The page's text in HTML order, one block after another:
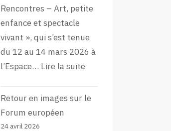
Rencontres – Art, petite
enfance et spectacle
vivant », qui s’est tenue
du 12 au 14 mars 2026 à
l’Espace… Lire la suite
de
Retour en images sur le
Forum européen
24 avril 2026